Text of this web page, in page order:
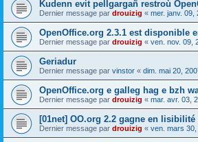
Kudenn evit pellgargañ restroù
Dernier message par drouizig « mer. janv. 09,
OpenOffice.org 2.3.1 est disponible
Dernier message par drouizig « ven. nov. 09,
Geriadur
Dernier message par vinstor « dim. mai 20,
OpenOffice.org e galleg hag e bzh
Dernier message par drouizig « mar. avr. 03,
[01net] OO.org 2.2 gagne en
Dernier message par drouizig « ven. mars